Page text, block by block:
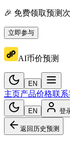
🎉 免费领取预测
立即参与
AI币价预测
EN
主页产品价格联系
EN 登
返回历史预测